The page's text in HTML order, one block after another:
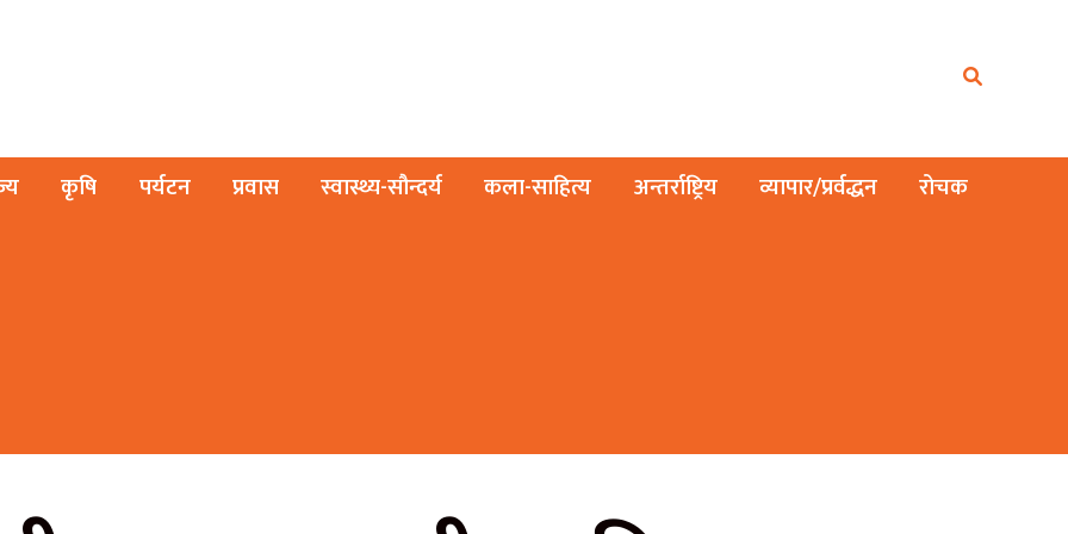
कृषि पर्यटन प्रवास स्वास्थ्य-सौन्दर्य कला-साहित्य अन्तर्राष्ट्रिय व्यापार/प्रर्वद्धन रोचक